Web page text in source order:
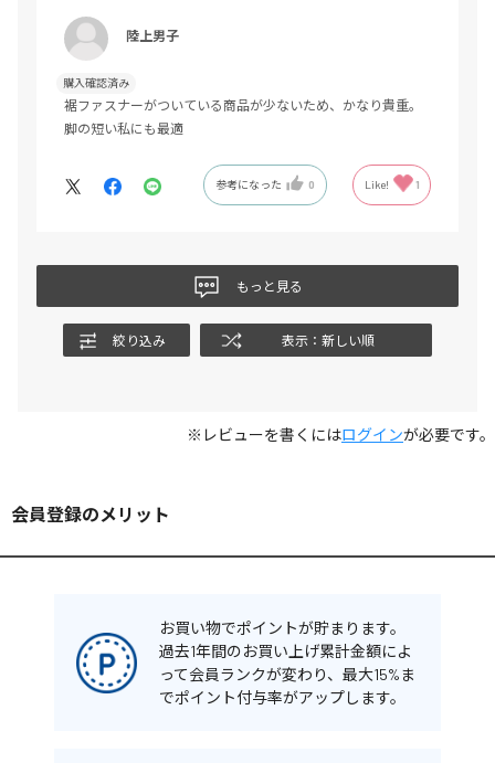
陸上男子
購入確認済み
裾ファスナーがついている商品が少ないため、かなり貴重。
脚の短い私にも最適
参考になった 0 Like! 1
もっと見る
絞り込み 表示：新しい順
※レビューを書くにはログインが必要です。
会員登録のメリット
お買い物でポイントが貯まります。
過去1年間のお買い上げ累計金額によ
って会員ランクが変わり、最大15%ま
でポイント付与率がアップします。